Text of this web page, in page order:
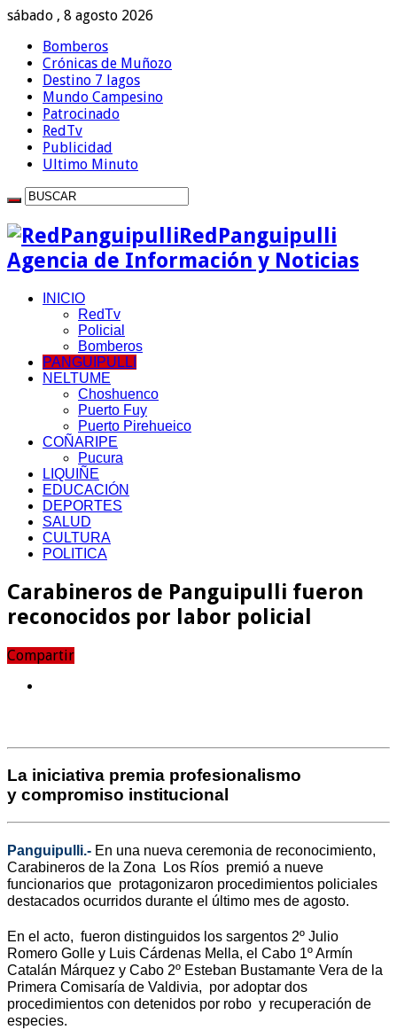
sábado , 8 agosto 2026
Bomberos
Crónicas de Muñozo
Destino 7 lagos
Mundo Campesino
Patrocinado
RedTv
Publicidad
Ultimo Minuto
RedPanguipulli
Agencia de Información y Noticias
INICIO
RedTv
Policial
Bomberos
PANGUIPULLI
NELTUME
Choshuenco
Puerto Fuy
Puerto Pirehueico
COÑARIPE
Pucura
LIQUIÑE
EDUCACIÓN
DEPORTES
SALUD
CULTURA
POLITICA
Carabineros de Panguipulli fueron
reconocidos por labor policial
Compartir
La iniciativa premia profesionalismo
y compromiso institucional
Panguipulli.- En una nueva ceremonia de reconocimiento,
Carabineros de la Zona Los Ríos premió a nueve
funcionarios que protagonizaron procedimientos policiales
destacados ocurridos durante el último mes de agosto.
En el acto, fueron distinguidos los sargentos 2º Julio
Romero Golle y Luis Cárdenas Mella, el Cabo 1º Armín
Catalán Márquez y Cabo 2º Esteban Bustamante Vera de la
Primera Comisaría de Valdivia, por adoptar dos
procedimientos con detenidos por robo y recuperación de
especies.